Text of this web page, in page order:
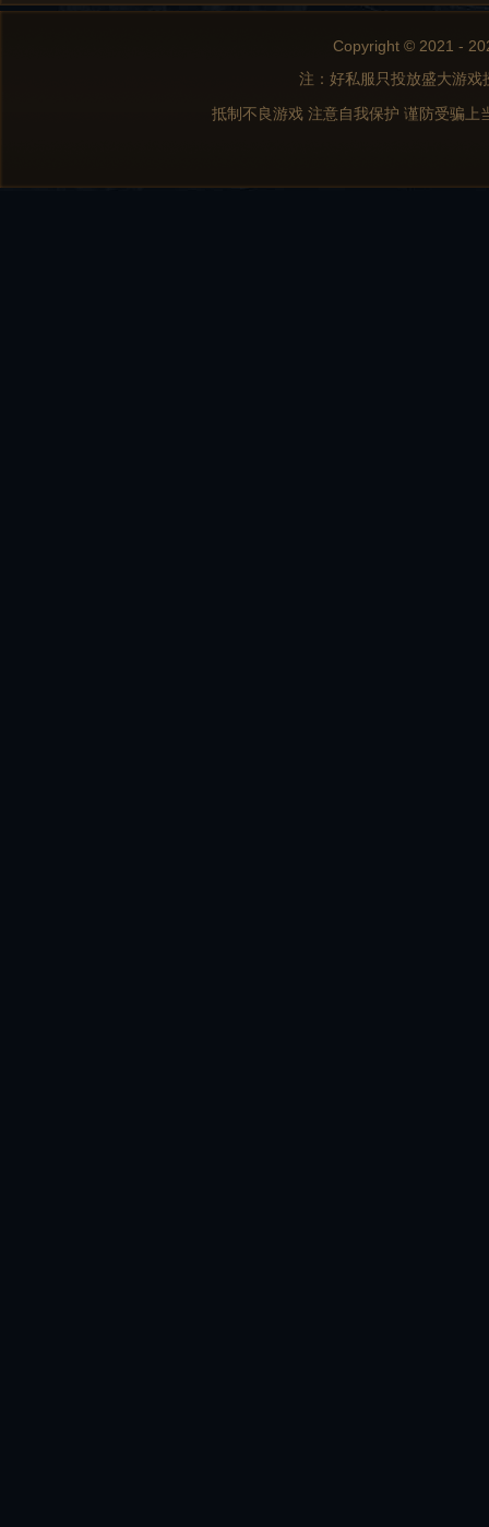
Copyright © 2021 -
注：好私服只投放盛大游
抵制不良游戏 注意自我保护 谨防受骗